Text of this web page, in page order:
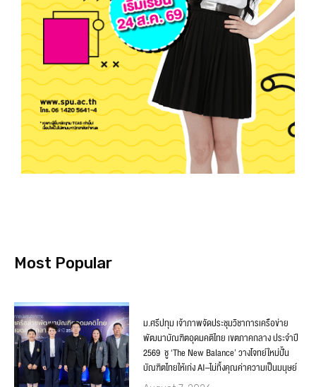
Most Popular
ม.ศรีปทุม เจ้าภาพจัดประชุมวิชาการเครือข่าย
พัฒนาบัณฑิตอุดมคติไทย เขตภาคกลาง ประจำปี
2569 ชู ‘The New Balance’ วางโจทย์ใหม่ปั้น
บัณฑิตไทยให้เก่ง AI–ไม่ทิ้งคุณค่าความเป็นมนุษย์